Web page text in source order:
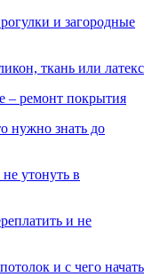
и загородные
ткань или латекс
– ремонт покрытия
нужно знать до
утонуть в
и не
и с чего начать